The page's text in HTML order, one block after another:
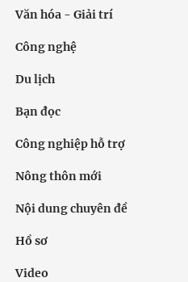
Văn hóa - Giải trí
Công nghệ
Du lịch
Bạn đọc
Công nghiệp hỗ trợ
Nông thôn mới
Nội dung chuyên đề
Hồ sơ
Video